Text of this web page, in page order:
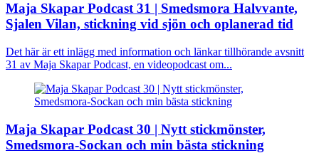
Maja Skapar Podcast 31 | Smedsmora Halvvante,
Sjalen Vilan, stickning vid sjön och oplanerad tid
Det här är ett inlägg med information och länkar tillhörande avsnitt
31 av Maja Skapar Podcast, en videopodcast om...
Maja Skapar Podcast 30 | Nytt stickmönster,
Smedsmora-Sockan och min bästa stickning